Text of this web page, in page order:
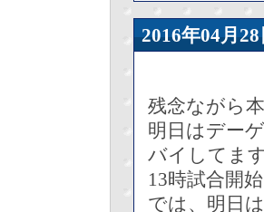
2016年04
残念ながら
明日はデー
バイしてま
13時試合開
では、明日